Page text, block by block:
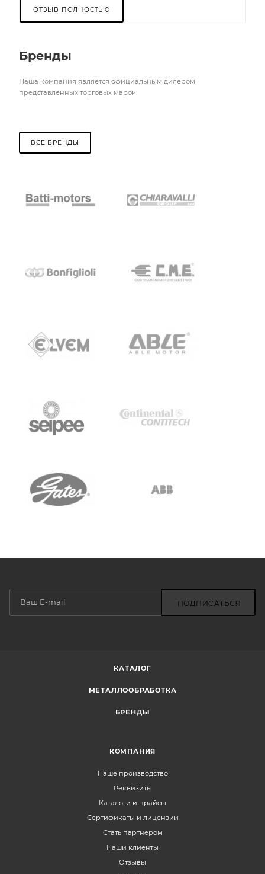
ОТЗЫВ ПОЛНОСТЬЮ
Бренды
Наша компания является официальным дилером
представленных торговых марок.
ВСЕ БРЕНДЫ
ПОДПИСАТЬСЯ
КАТАЛОГ
МЕТАЛЛООБРАБОТКА
БРЕНДЫ
КОМПАНИЯ
Наше производство
Реквизиты
Каталоги и прайсы
Сертификаты и лицензии
Стать партнером
Наши клиенты
Отзывы